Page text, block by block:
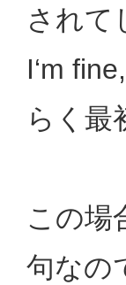
されて
I‘m
らく最
この場
句なの